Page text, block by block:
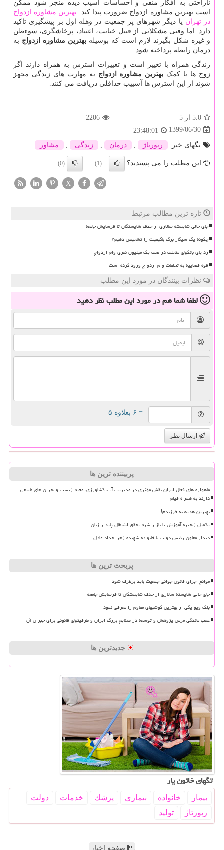
ناراحتی به افکار منفی و احساسات آسیب دیده منجر شود ممکن
است بهترین مشاوره ازدواج ضرورت پیدا کند. بهترین مشاوره ازدواج
در تهران یا دیگر شهرهای پر جمعیت در وهله اول بر پیشگیری تاکید
دارد. اما وقتی مشکلاتی از قبیل خیانت، اعتیاد، پرخاشگری، سوءظن
و غیره شکل بگیرند لازم است که بوسیله بهترین مشاوره ازدواج به
درمان رابطه پرداخته شود.
زندگی همراه با تغییر است و تغییرات استرس به همراه دارند اگر
زوج ها با کمک بهترین مشاوره ازدواج به مهارت های زندگی مجهز
شوند از این استرس ها آسییب حداقلی دریافت می کنند.
5.0 از 5
2206
1399/06/30
23:48:01
تگهای خبر:
رپورتاژ درمان زندگی مشاور
این مطلب را می پسندید؟ (1)
(0)
X
تازه ترین مطالب مرتبط
جای خالی شایسته سالاری از حذف شایستگان تا فرسایش جامعه
چگونه یک سیگار برگ باکیفیت را تشخیص دهیم؟
رد پای بانکهای متخلف در صف یک میلیون نفری وام ازدواج
قوه قضاییه به تخلفات وام ازدواج ورود کرده است
نظرات بینندگان در مورد این مطلب
لطفا شما همدر مورد این مطلبنظر دهید
= ۶ بعلاوه ۵
ارسال نظر
پربیننده ترین ها
ماهواره های فعال ایران نقش مؤثری در مدیریت آب، کشاورزی، محیط زیست و بحران های طبیعی
دارند به همراه فیلم
بهترین هدیه به فرزندم!
تکمیل زنجیره آموزش تا بازار شرط تحقق اشتغال پایدار زنان
دیدار معاون رئیس دولت با خانواده شهیده زهرا حداد عادل
پربحث ترین ها
موانع اجرای قانون جوانی جمعیت باید برطرف شود
جای خالی شایسته سالاری از حذف شایستگان تا فرسایش جامعه
بلک ویو یکی از بهترین گوشیهای مقاوم را معرفی نمود
عقب ماندگی مزمن پژوهش و توسعه در صنایع بزرگ ایران و ظرفیتهای قانونی برای جبران آن
جدیدترین ها
تگهای خاتون یار
بیمار خانواده بیماری پزشك خدمات
دولت
رپورتاژ
تولید
صفحه اخبار